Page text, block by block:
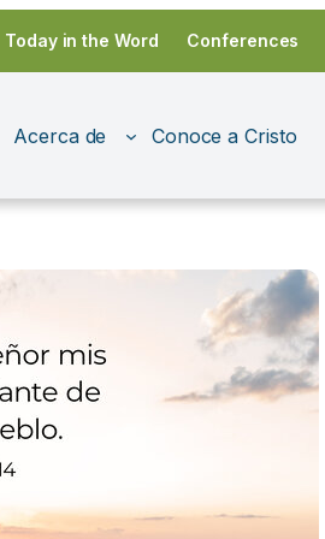
Today in the Word Conferences
Acerca de Conoce a Cristo